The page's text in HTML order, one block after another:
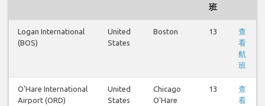
班
Logan International
(BOS)
United
States
Boston 13
查
看
航
班
O'Hare International
Airport (ORD)
United
States
Chicago
O'Hare
13
查
看